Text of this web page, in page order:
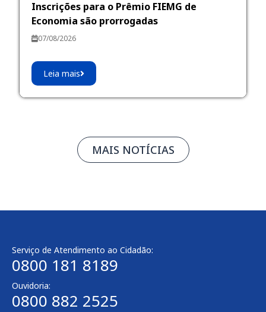
Inscrições para o Prêmio FIEMG de
Economia são prorrogadas
07/08/2026
Leia mais
MAIS NOTÍCIAS
Serviço de Atendimento ao Cidadão:
0800 181 8189
Ouvidoria:
0800 882 2525